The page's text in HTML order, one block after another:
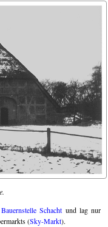
Bauernstelle Schacht und lag nur
(Sky-Markt).